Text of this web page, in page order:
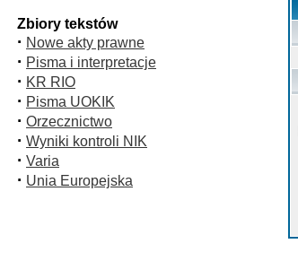
Zbiory tekstów
· Nowe akty prawne
· Pisma i interpretacje
· KR RIO
· Pisma UOKIK
· Orzecznictwo
· Wyniki kontroli NIK
· Varia
· Unia Europejska